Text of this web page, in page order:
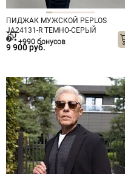
ПИДЖАК МУЖСКОЙ PEPLOS
JA24131-R ТЕМНО-СЕРЫЙ
9 900 руб.
+990 бонусов